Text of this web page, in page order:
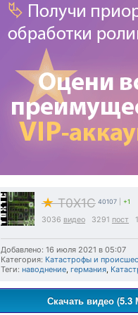
★T0X1C 40107 +1
3036 видео 3291 пост
Добавлено: 16 июля 2021 в 05:07
Категория: Катастрофы и
Теги: наводнение, германия,
Скачать видео (5.3